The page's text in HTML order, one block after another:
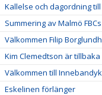
Kallelse och dagordning
Summering av Malmö
Välkommen Filip Borglundh
Kim Clemedtson är tillbaka
Välkommen till
Eskelinen förlänger